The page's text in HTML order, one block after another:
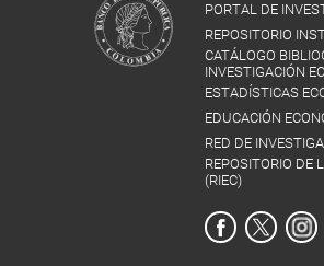
PORTAL DE
REPOSITORIO
CATÁLOGO
INVESTIGACIÓN
ESTADÍSTICAS
EDUCACIÓN
RED DE
REPOSITORIO DE
(RIEC)